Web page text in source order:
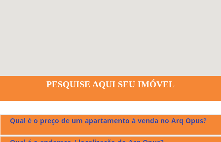
PESQUISE AQUI SEU IMÓVEL
Qual é o preço de um apartamento à venda no Arq Opus?